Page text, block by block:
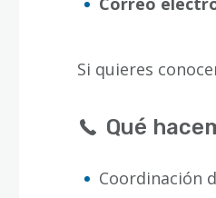
Si quieres
Qué
Coordinación